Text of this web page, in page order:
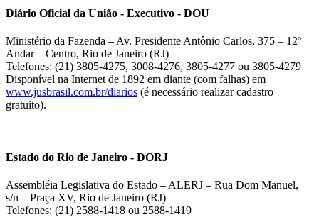
Diário Oficial da União - Executivo - DOU
Ministério da Fazenda – Av. Presidente Antônio Carlos, 375 – 12º
Andar – Centro, Rio de Janeiro (RJ)
Telefones: (21) 3805-4275, 3008-4276, 3805-4277 ou 3805-4279
Disponível na Internet de 1892 em diante (com falhas) em
www.jusbrasil.com.br/diarios (é necessário realizar cadastro
gratuito).
Estado do Rio de Janeiro - DORJ
Assembléia Legislativa do Estado – ALERJ – Rua Dom Manuel,
s/n – Praça XV, Rio de Janeiro (RJ)
Telefones: (21) 2588-1418 ou 2588-1419